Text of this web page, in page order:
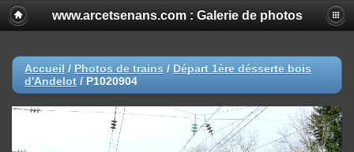
www.arcetsenans.com : Galerie de photos
Accueil / Photos de trains / Départ 1ère désserte bois
d'Andelot / P1020904